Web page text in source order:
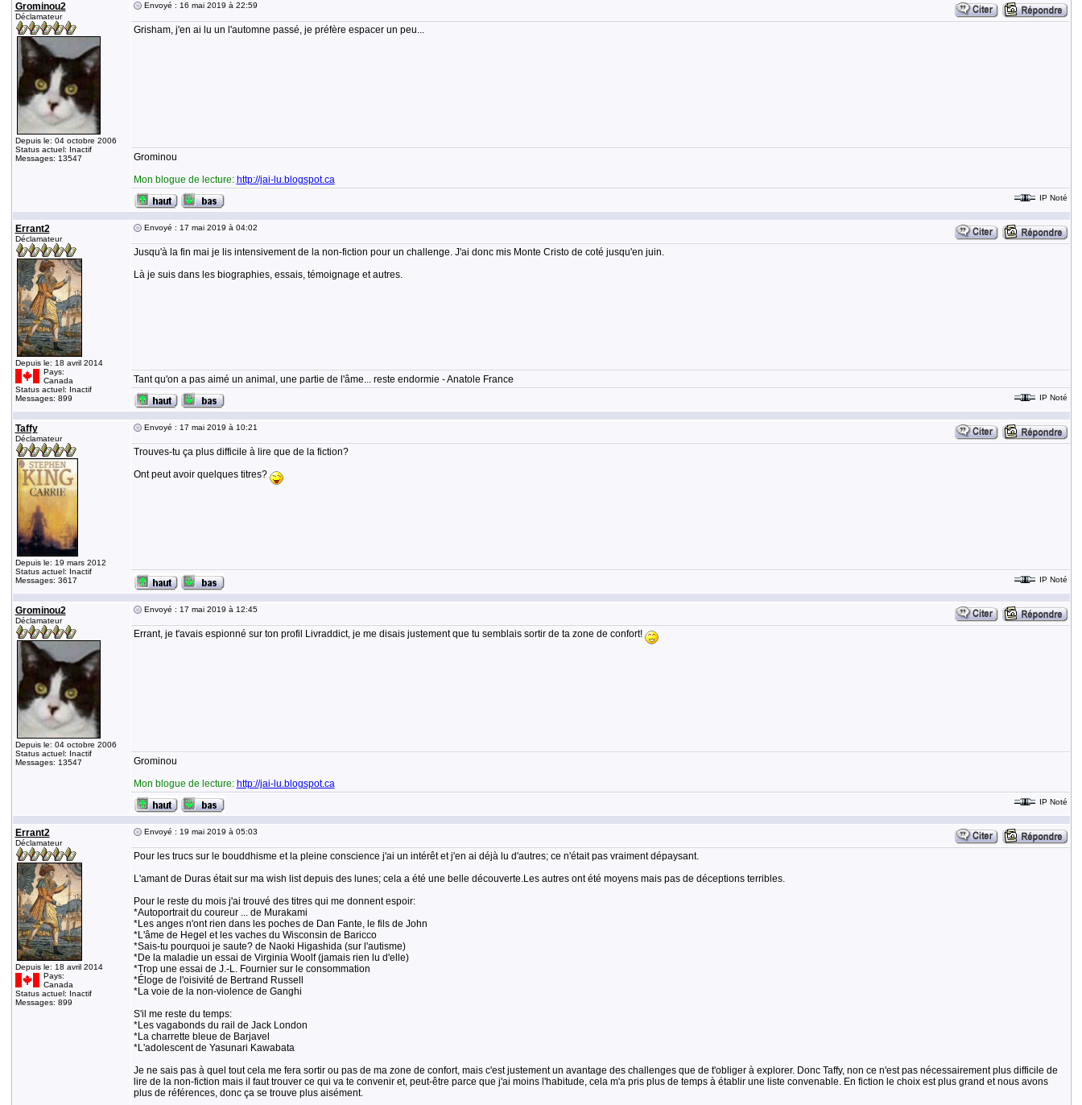
Grominou2
Déclamateur
Depuis le: 04 octobre 2006
Status actuel: Inactif
Messages: 13547
Envoyé : 16 mai 2019 à 22:59
Grisham, j'en ai lu un l'automne passé, je préfère espacer un peu...
Grominou
Mon blogue de lecture: http://jai-lu.blogspot.ca
IP Noté
Errant2
Déclamateur
Depuis le: 18 avril 2014
Pays:
Canada
Status actuel: Inactif
Messages: 899
Envoyé : 17 mai 2019 à 04:02
Jusqu'à la fin mai je lis intensivement de la non-fiction pour un challenge. J'ai donc mis Monte Cristo de coté jusqu'en juin.
Là je suis dans les biographies, essais, témoignage et autres.
Tant qu'on a pas aimé un animal, une partie de l'âme... reste endormie - Anatole France
IP Noté
Taffy
Déclamateur
Depuis le: 19 mars 2012
Status actuel: Inactif
Messages: 3617
Envoyé : 17 mai 2019 à 10:21
Trouves-tu ça plus difficile à lire que de la fiction?
Ont peut avoir quelques titres?
IP Noté
Grominou2
Déclamateur
Depuis le: 04 octobre 2006
Status actuel: Inactif
Messages: 13547
Envoyé : 17 mai 2019 à 12:45
Errant, je t'avais espionné sur ton profil Livraddict, je me disais justement que tu semblais sortir de ta zone de confort!
Grominou
Mon blogue de lecture: http://jai-lu.blogspot.ca
IP Noté
Errant2
Déclamateur
Depuis le: 18 avril 2014
Pays:
Canada
Status actuel: Inactif
Messages: 899
Envoyé : 19 mai 2019 à 05:03
Pour les trucs sur le bouddhisme et la pleine conscience j'ai un intérêt et j'en ai déjà lu d'autres; ce n'était pas vraiment dépaysant.
L'amant de Duras était sur ma wish list depuis des lunes; cela a été une belle découverte.Les autres ont été moyens mais pas de déceptions terribles.
Pour le reste du mois j'ai trouvé des titres qui me donnent espoir:
*Autoportrait du coureur ... de Murakami
*Les anges n'ont rien dans les poches de Dan Fante, le fils de John
*L'âme de Hegel et les vaches du Wisconsin de Baricco
*Sais-tu pourquoi je saute? de Naoki Higashida (sur l'autisme)
*De la maladie un essai de Virginia Woolf (jamais rien lu d'elle)
*Trop une essai de J.-L. Fournier sur le consommation
*Éloge de l'oisivité de Bertrand Russell
*La voie de la non-violence de Ganghi
S'il me reste du temps:
*Les vagabonds du rail de Jack London
*La charrette bleue de Barjavel
*L'adolescent de Yasunari Kawabata
Je ne sais pas à quel tout cela me fera sortir ou pas de ma zone de confort, mais c'est justement un avantage des challenges que de t'obliger à explorer. Donc Taffy, non ce n'est pas nécessairement plus difficile de
lire de la non-fiction mais il faut trouver ce qui va te convenir et, peut-être parce que j'ai moins l'habitude, cela m'a pris plus de temps à établir une liste convenable. En fiction le choix est plus grand et nous avons
plus de références, donc ça se trouve plus aisément.